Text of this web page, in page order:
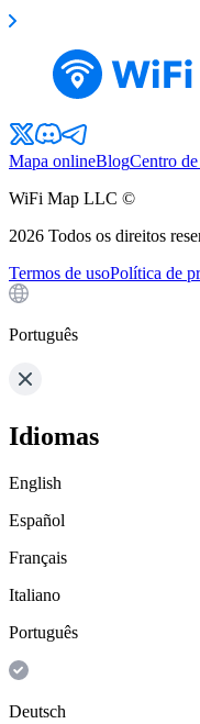
Mapa onlineBlogCentro
WiFi Map LLC ©
2026 Todos os direitos
Termos de usoPolítica de
Português
Idiomas
English
Español
Français
Italiano
Português
Deutsch